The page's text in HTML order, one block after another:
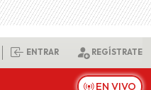
ENTRAR REGÍSTRATE
EN VIVO